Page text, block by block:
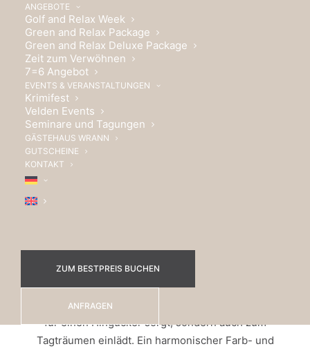
ANGEBOTE
Golf and Relax Week
Green and Relax Package
Green and Relax Deluxe Package
Zeit zum Verwöhnen
7=6 Angebot
EVENTS & VERANSTALTUNGEN
Krimifest
Velden Events
Seminare und Tagungen
GÄSTEHAUS WRANN
GUTSCHEINE
KONTAKT
ZUM BESTPREIS BUCHEN
ANFRAGEN
Unser stilvoll eingerichtetes Deluxe Doppelzimmer
bietet auf 45 Quadratmetern ausreichend Platz zur
Entspannung. Neben einer Wohlfühlecke erwartet
Sie auch eine freistehende Badewanne, die nicht nur
für einen Hingucker sorgt, sondern auch zum
Tagträumen einlädt. Ein harmonischer Farb- und